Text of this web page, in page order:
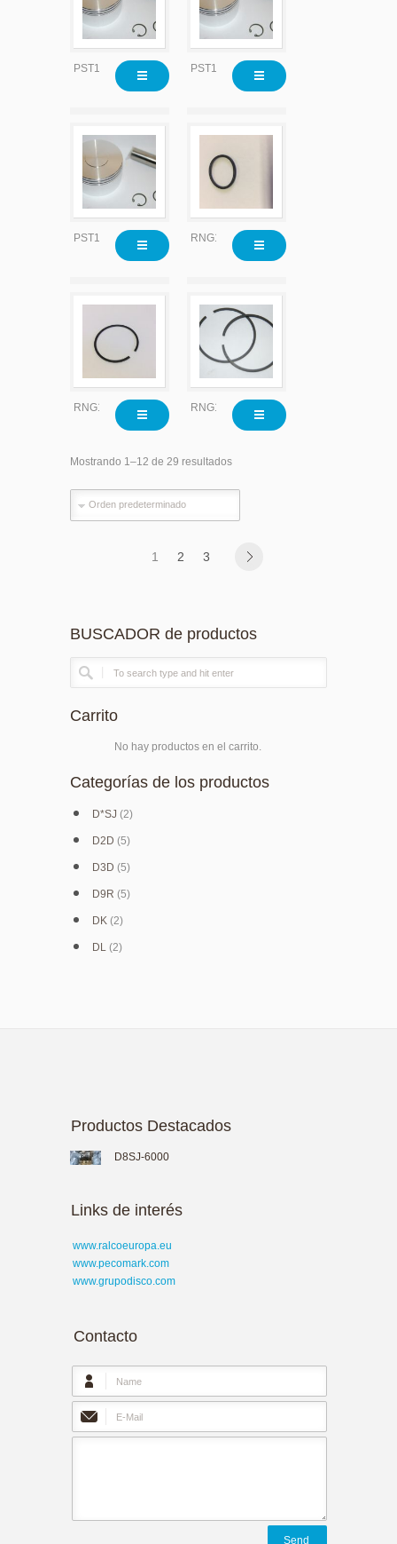
PST1564 PST1564x010
PST1564x020 RNG1035
RNG1230 RNG1577
Mostrando 1–12 de 29 resultados
1 2 3
BUSCADOR de productos
Carrito
No hay productos en el carrito.
Categorías de los productos
D*SJ (2)
D2D (5)
D3D (5)
D9R (5)
DK (2)
DL (2)
Productos Destacados
D8SJ-6000
Links de interés
www.ralcoeuropa.eu
www.pecomark.com
www.grupodisco.com
Contacto
Send